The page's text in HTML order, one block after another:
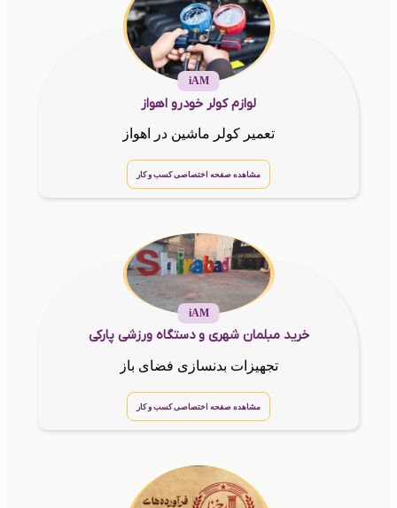
iAM
لوازم کولر خودرو اهواز
تعمیر کولر ماشین در اهواز
مشاهده صفحه اختصاصی کسب و کار
iAM
خرید مبلمان شهری و دستگاه ورزشی پارکی
تجهیزات بدنسازی فضای باز
مشاهده صفحه اختصاصی کسب و کار